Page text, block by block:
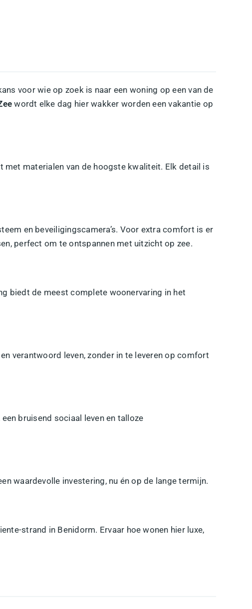
voor wie op zoek is naar een woning op een van de
wordt elke dag hier wakker worden een vakantie op
met materialen van de hoogste kwaliteit. Elk detail is
en beveiligingscamera’s. Voor extra comfort is er
perfect om te ontspannen met uitzicht op zee.
biedt de meest complete woonervaring in het
verantwoord leven, zonder in te leveren op comfort
bruisend sociaal leven en talloze
waardevolle investering, nu én op de lange termijn.
strand in Benidorm. Ervaar hoe wonen hier luxe,